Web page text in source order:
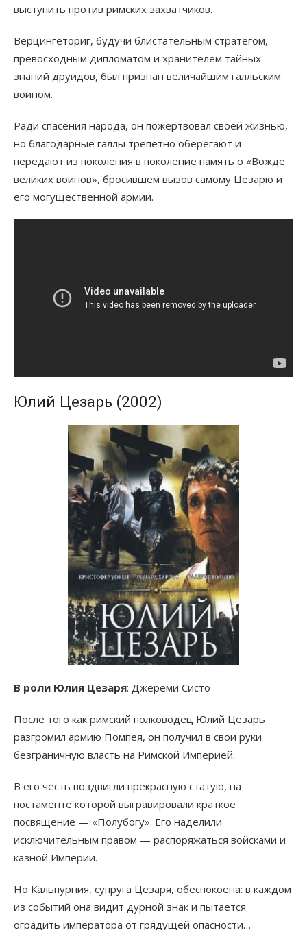
выступить против римских захватчиков.
Верцингеториг, будучи блистательным стратегом,
превосходным дипломатом и хранителем тайных
знаний друидов, был признан величайшим галльским
воином.
Ради спасения народа, он пожертвовал своей жизнью,
но благодарные галлы трепетно оберегают и
передают из поколения в поколение память о «Вожде
великих воинов», бросившем вызов самому Цезарю и
его могущественной армии.
Юлий Цезарь (2002)
В роли Юлия Цезаря: Джереми Систо
После того как римский полководец Юлий Цезарь
разгромил армию Помпея, он получил в свои руки
безграничную власть на Римской Империей.
В его честь воздвигли прекрасную статую, на
постаменте которой выгравировали краткое
посвящение — «Полубогу». Его наделили
исключительным правом — распоряжаться войсками и
казной Империи.
Но Кальпурния, супруга Цезаря, обеспокоена: в каждом
из событий она видит дурной знак и пытается
оградить императора от грядущей опасности…